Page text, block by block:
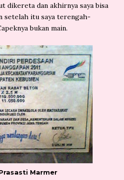
dikereta dan akhirnya saya bisa
setelah itu saya terengah-
bukan main.
Marmer